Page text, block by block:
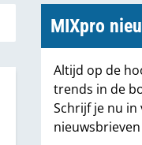
MIXpro
Altijd op de
trends in de
Schrijf je nu in
nieuwsbrieven